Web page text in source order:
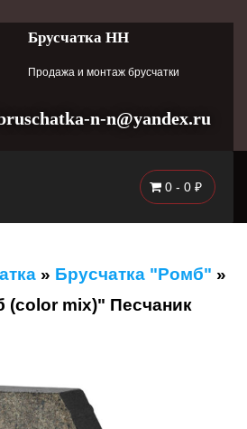
Брусчатка НН
Продажа и монтаж брусчатки
n-n@yandex.ru
0 - 0 ₽
» Брусчатка "Ромб" »
(color mix)" Песчаник